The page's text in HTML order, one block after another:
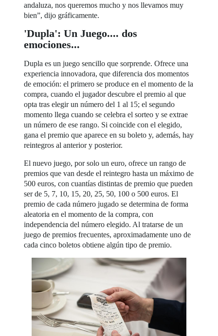
andaluza, nos queremos mucho y nos llevamos muy
bien”, dijo gráficamente.
'Dupla': Un Juego.... dos
emociones...
Dupla es un juego sencillo que sorprende. Ofrece una
experiencia innovadora, que diferencia dos momentos
de emoción: el primero se produce en el momento de la
compra, cuando el jugador descubre el premio al que
opta tras elegir un número del 1 al 15; el segundo
momento llega cuando se celebra el sorteo y se extrae
un número de ese rango. Si coincide con el elegido,
gana el premio que aparece en su boleto y, además, hay
reintegros al anterior y posterior.
El nuevo juego, por solo un euro, ofrece un rango de
premios que van desde el reintegro hasta un máximo de
500 euros, con cuantías distintas de premio que pueden
ser de 5, 7, 10, 15, 20, 25, 50, 100 o 500 euros. El
premio de cada número jugado se determina de forma
aleatoria en el momento de la compra, con
independencia del número elegido. Al tratarse de un
juego de premios frecuentes, aproximadamente uno de
cada cinco boletos obtiene algún tipo de premio.